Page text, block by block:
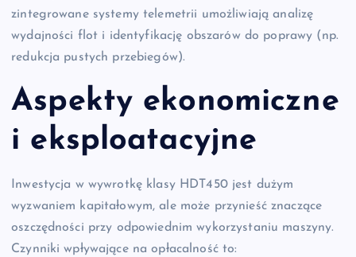
zintegrowane systemy telemetrii umożliwiają analizę
wydajności flot i identyfikację obszarów do poprawy (np.
redukcja pustych przebiegów).
Aspekty ekonomiczne
i eksploatacyjne
Inwestycja w wywrotkę klasy HDT450 jest dużym
wyzwaniem kapitałowym, ale może przynieść znaczące
oszczędności przy odpowiednim wykorzystaniu maszyny.
Czynniki wpływające na opłacalność to: